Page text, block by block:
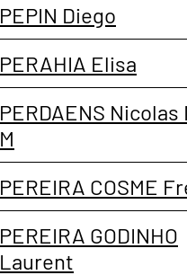
PEPIN Diego
PERAHIA Elisa
PERDAENS Nicolas
M
PEREIRA COSME
PEREIRA GODINHO
Laurent